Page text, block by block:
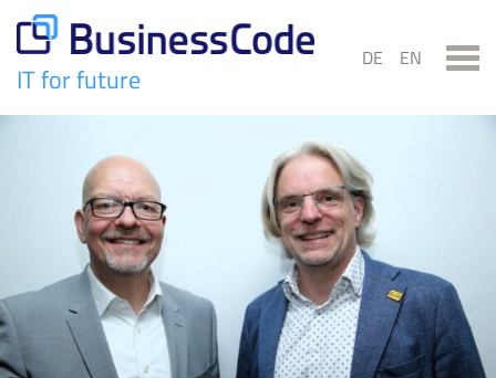
content
IT for future
DE EN